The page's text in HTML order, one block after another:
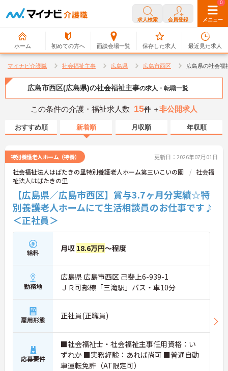
求人検索 会員登録 メニュー
ホーム 初めての方へ 面談会場一覧
0
保存した求人
0
最近見た求人
マイナビ介護職 社会福祉主事 広島県 広島市西区 広島県の社会福
広島市西区(広島県)の社会福祉主事の求人・転職一覧
この条件の介護・福祉求人数 15件 ＋非公開求人
おすすめ順 新着順 月収順 年収順
特別養護老人ホーム（特養） 更新日：2026年07月01日
社会福祉法人はばたきの里特別養護老人ホーム第三いこいの園
社会福
祉法人はばたきの里
【広島県／広島市西区】賞与3.7ヶ月分実績☆特
別養護老人ホームにて生活相談員のお仕事です♪
＜正社員＞
給料 月収 18.6万円～程度
勤務地
広島県 広島市西区 己斐上6-939-1
ＪＲ可部線「三滝駅」バス・車10分
雇用形態 正社員(正職員)
応募要件
■社会福祉士・社会福祉主事任用資格：い
ずれか ■実務経験：あれば尚可 ■普通自動
車運転免許（AT限定可）